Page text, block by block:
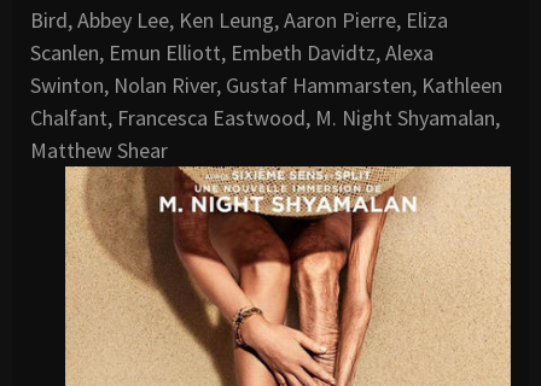
Bird, Abbey Lee, Ken Leung, Aaron Pierre, Eliza
Scanlen, Emun Elliott, Embeth Davidtz, Alexa
Swinton, Nolan River, Gustaf Hammarsten, Kathleen
Chalfant, Francesca Eastwood, M. Night Shyamalan,
Matthew Shear